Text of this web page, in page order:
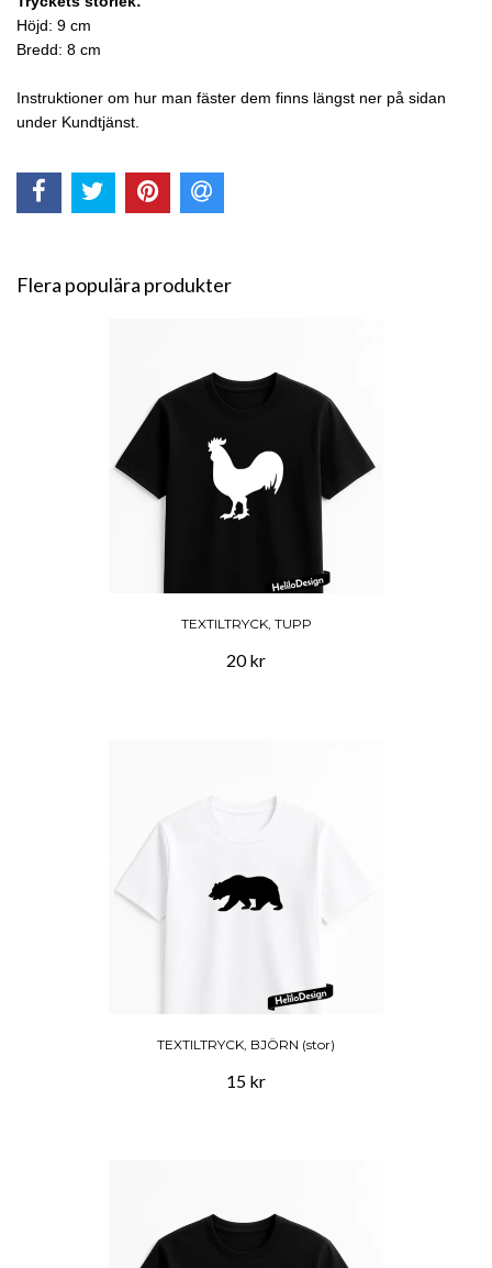
Höjd: 9 cm
Bredd: 8 cm
Instruktioner om hur man fäster dem finns längst ner på sidan
under Kundtjänst.
Flera populära produkter
TEXTILTRYCK, TUPP
20 kr
TEXTILTRYCK, BJÖRN (stor)
15 kr